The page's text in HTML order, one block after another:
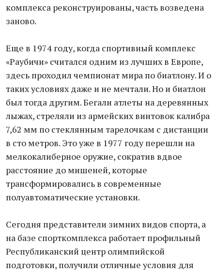
комплекса реконструированы, часть возведена
заново.
Еще в 1974 году, когда спортивный комплекс
«Раубичи» считался одним из лучших в Европе,
здесь проходил чемпионат мира по биатлону. И о
таких условиях даже и не мечтали. Но и биатлон
был тогда другим. Бегали атлеты на деревянных
лыжах, стреляли из армейских винтовок калибра
7,62 мм по стеклянным тарелочкам с дистанции
в сто метров. Это уже в 1977 году перешли на
мелкокалиберное оружие, сократив вдвое
расстояние до мишеней, которые
трансформировались в современные
полуавтоматические установки.
Сегодня представители зимних видов спорта, а
на базе спорткомплекса работает профильный
Республиканский центр олимпийской
подготовки, получили отличные условия для